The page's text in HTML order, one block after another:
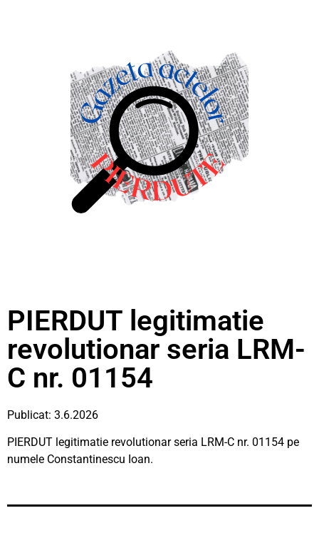
PIERDUT legitimatie
revolutionar seria LRM-
C nr. 01154
Publicat: 3.6.2026
PIERDUT legitimatie revolutionar seria LRM-C nr. 01154 pe
numele Constantinescu Ioan.